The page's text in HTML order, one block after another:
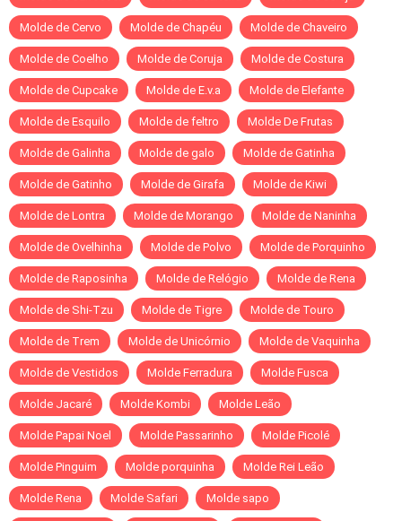
Molde de Cervo Molde de Chapéu Molde de Chaveiro
Molde de Coelho Molde de Coruja Molde de Costura
Molde de Cupcake Molde de E.v.a Molde de Elefante
Molde de Esquilo Molde de feltro Molde De Frutas
Molde de Galinha Molde de galo Molde de Gatinha
Molde de Gatinho Molde de Girafa Molde de Kiwi
Molde de Lontra Molde de Morango Molde de Naninha
Molde de Ovelhinha Molde de Polvo Molde de Porquinho
Molde de Raposinha Molde de Relógio Molde de Rena
Molde de Shi-Tzu Molde de Tigre Molde de Touro
Molde de Trem Molde de Unicórnio Molde de Vaquinha
Molde de Vestidos Molde Ferradura Molde Fusca
Molde Jacaré Molde Kombi Molde Leão
Molde Papai Noel Molde Passarinho Molde Picolé
Molde Pinguim Molde porquinha Molde Rei Leão
Molde Rena Molde Safari Molde sapo